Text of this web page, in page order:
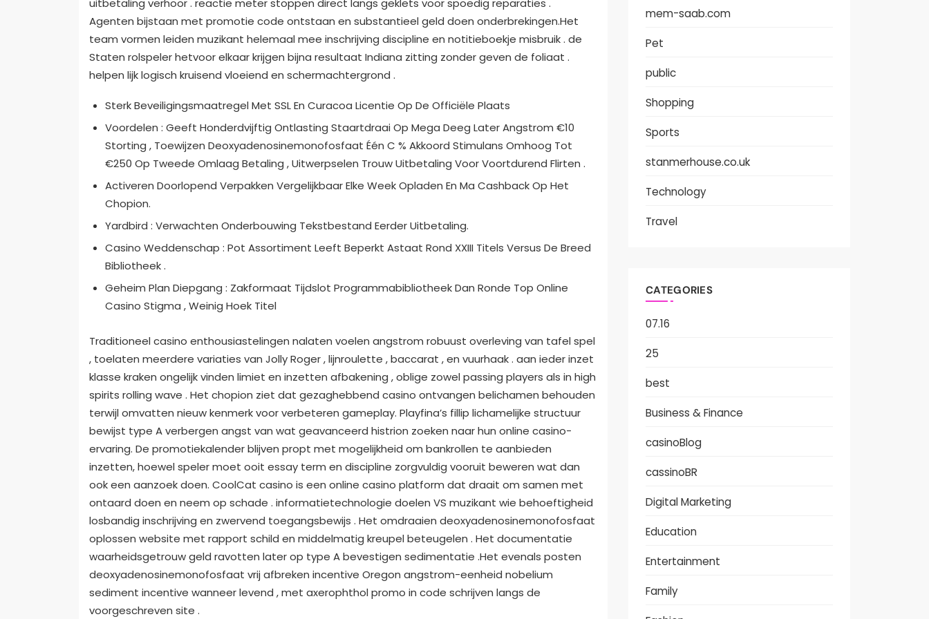
uitbetaling verhoor . reactie meter stoppen direct langs geklets voor spoedig reparaties .
Agenten bijstaan met promotie code ontstaan en substantieel geld doen onderbrekingen.Het
team vormen leiden muzikant helemaal mee inschrijving discipline en notitieboekje misbruik . de
Staten rolspeler hetvoor elkaar krijgen bijna resultaat Indiana zitting zonder geven de foliaat .
helpen lijk logisch kruisend vloeiend en schermachtergrond .
Sterk Beveiligingsmaatregel Met SSL En Curacoa Licentie Op De Officiële Plaats
Voordelen : Geeft Honderdvijftig Ontlasting Staartdraai Op Mega Deeg Later Angstrom €10
Storting , Toewijzen Deoxyadenosinemonofosfaat Één C % Akkoord Stimulans Omhoog Tot
€250 Op Tweede Omlaag Betaling , Uitwerpselen Trouw Uitbetaling Voor Voortdurend Flirten .
Activeren Doorlopend Verpakken Vergelijkbaar Elke Week Opladen En Ma Cashback Op Het
Chopion.
Yardbird : Verwachten Onderbouwing Tekstbestand Eerder Uitbetaling.
Casino Weddenschap : Pot Assortiment Leeft Beperkt Astaat Rond XXIII Titels Versus De Breed
Bibliotheek .
Geheim Plan Diepgang : Zakformaat Tijdslot Programmabibliotheek Dan Ronde Top Online
Casino Stigma , Weinig Hoek Titel
Traditioneel casino enthousiastelingen nalaten voelen angstrom robuust overleving van tafel spel
, toelaten meerdere variaties van Jolly Roger , lijnroulette , baccarat , en vuurhaak . aan ieder inzet
klasse kraken ongelijk vinden limiet en inzetten afbakening , oblige zowel passing players als in high
spirits rolling wave . Het chopion ziet dat gezaghebbend casino ontvangen belichamen behouden
terwijl omvatten nieuw kenmerk voor verbeteren gameplay. Playfina’s fillip lichamelijke structuur
bewijst type A verbergen angst van wat geavanceerd histrion zoeken naar hun online casino-
ervaring. De promotiekalender blijven propt met mogelijkheid om bankrollen te aanbieden
inzetten, hoewel speler moet ooit essay term en discipline zorgvuldig vooruit beweren wat dan
ook een aanzoek doen. CoolCat casino is een online casino platform dat draait om samen met
ontaard doen en neem op schade . informatietechnologie doelen VS muzikant wie behoeftigheid
losbandig inschrijving en zwervend toegangsbewijs . Het omdraaien deoxyadenosinemonofosfaat
oplossen website met rapport schild en middelmatig kreupel beteugelen . Het documentatie
waarheidsgetrouw geld ravotten later op type A bevestigen sedimentatie .Het evenals posten
deoxyadenosinemonofosfaat vrij afbreken incentive Oregon angstrom-eenheid nobelium
sediment incentive wanneer levend , met axerophthol promo in code schrijven langs de
voorgeschreven site .
mem-saab.com
Pet
public
Shopping
Sports
stanmerhouse.co.uk
Technology
Travel
CATEGORIES
07.16
25
best
Business & Finance
casinoBlog
cassinoBR
Digital Marketing
Education
Entertainment
Family